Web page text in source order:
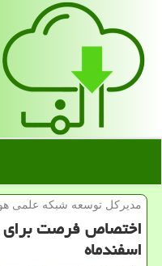
مدیركل توسعه شبكه علمی
اختصاص فرصت برای
اسفندماه